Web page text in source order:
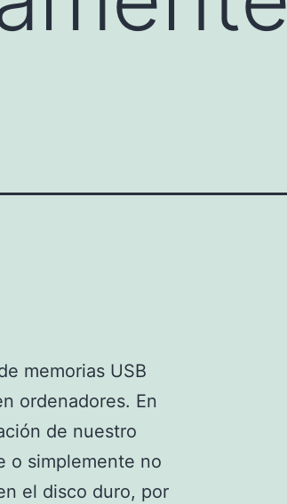
memorias USB
ordenadores. En
de nuestro
o simplemente no
el disco duro, por